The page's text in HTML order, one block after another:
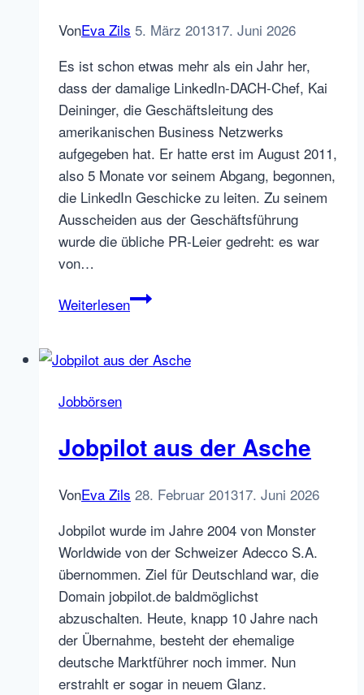
VonEva Zils 5. März 201317. Juni 2026
Es ist schon etwas mehr als ein Jahr her,
dass der damalige LinkedIn-DACH-Chef, Kai
Deininger, die Geschäftsleitung des
amerikanischen Business Netzwerks
aufgegeben hat. Er hatte erst im August 2011,
also 5 Monate vor seinem Abgang, begonnen,
die LinkedIn Geschicke zu leiten. Zu seinem
Ausscheiden aus der Geschäftsführung
wurde die übliche PR-Leier gedreht: es war
von…
WeiterlesenTill
LinkedIn-
Jobbörsen
Jobpilot aus der Asche
VonEva Zils 28. Februar 201317. Juni 2026
Jobpilot wurde im Jahre 2004 von Monster
Worldwide von der Schweizer Adecco S.A.
übernommen. Ziel für Deutschland war, die
Domain jobpilot.de baldmöglichst
abzuschalten. Heute, knapp 10 Jahre nach
der Übernahme, besteht der ehemalige
deutsche Marktführer noch immer. Nun
erstrahlt er sogar in neuem Glanz.